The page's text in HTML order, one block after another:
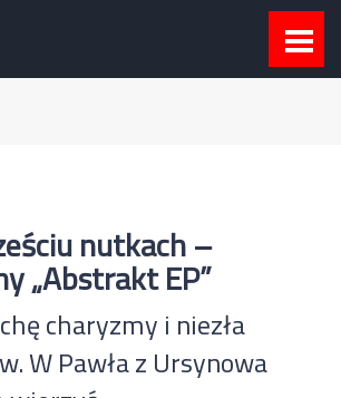
nutkach –
„Abstrakt EP”
charyzmy i niezła
W Pawła z Ursynowa